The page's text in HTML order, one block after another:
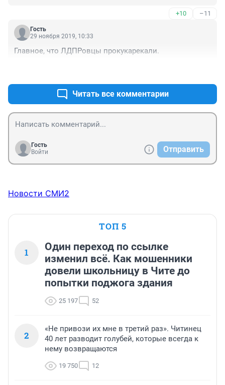
эти получить? Не! Так не бывает!  Не получится и на @
сесть и рыбку съесть Вот я как работодатель с какого
такого счастья должен дать 31 декабря своим
всегда пожалуйста. Отгулы или отпуск за свой счёт -
дерябнуть.
+10 –11
Гость
29 ноября 2019, 10:33
Главное, что ЛДПРовцы прокукарекали.
Читать все комментарии
Гость
Войти
Отправить
Новости СМИ2
ТОП 5
1
Один переход по ссылке
изменил всё. Как мошенники
довели школьницу в Чите до
попытки поджога здания
25 197 52
2
«Не привози их мне в третий раз». Читинец
40 лет разводит голубей, которые всегда к
нему возвращаются
19 750 12